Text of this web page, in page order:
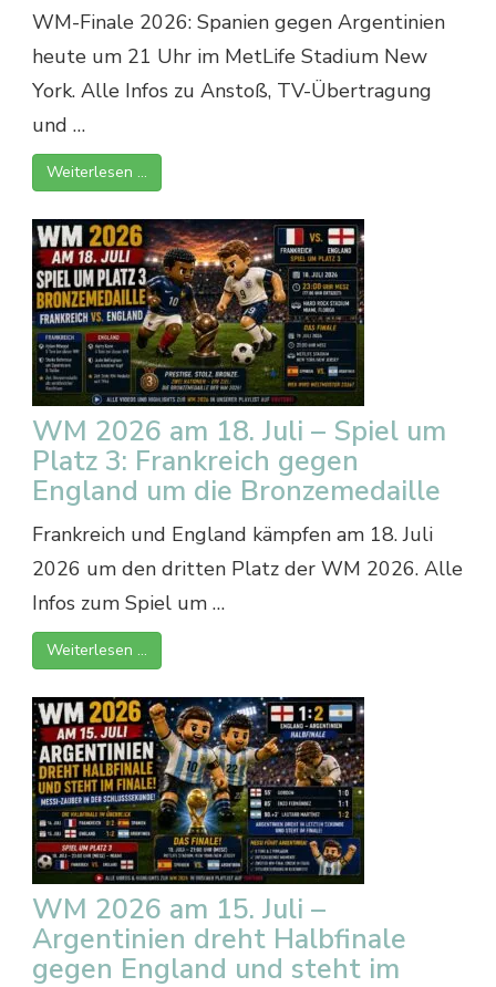
WM-Finale 2026: Spanien gegen Argentinien
heute um 21 Uhr im MetLife Stadium New
York. Alle Infos zu Anstoß, TV-Übertragung
und …
Weiterlesen …
WM 2026 am 18. Juli – Spiel um
Platz 3: Frankreich gegen
England um die Bronzemedaille
Frankreich und England kämpfen am 18. Juli
2026 um den dritten Platz der WM 2026. Alle
Infos zum Spiel um …
Weiterlesen …
WM 2026 am 15. Juli –
Argentinien dreht Halbfinale
gegen England und steht im